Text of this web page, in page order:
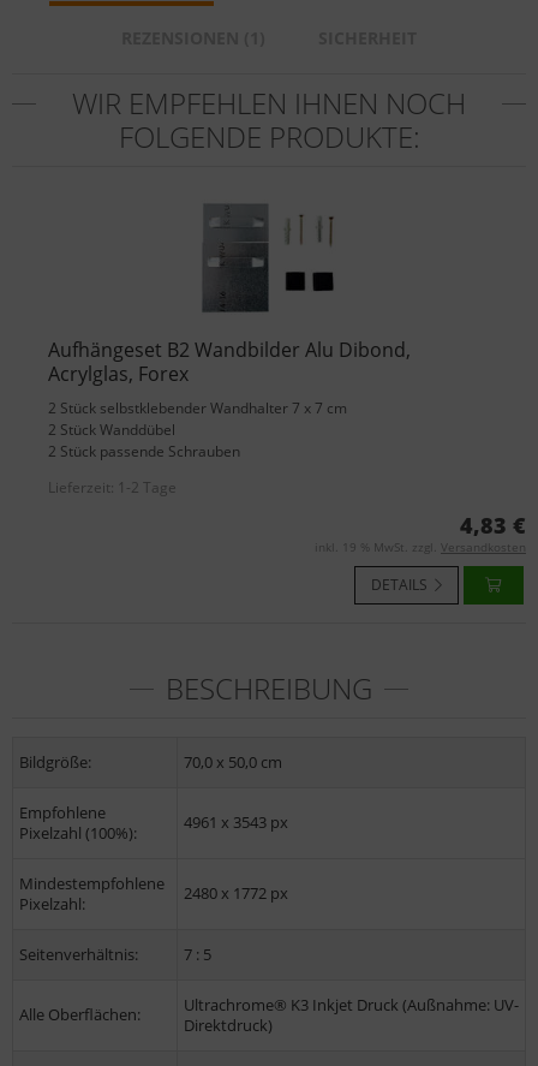
WIR EMPFEHLEN IHNEN NOCH
FOLGENDE PRODUKTE:
Aufhängeset B2 Wandbilder Alu Dibond,
Acrylglas, Forex
2 Stück selbstklebender Wandhalter 7 x 7 cm
2 Stück Wanddübel
2 Stück passende Schrauben
Lieferzeit: 1-2 Tage
4,83 €
inkl. 19 % MwSt. zzgl. Versandkosten
DETAILS
BESCHREIBUNG
Bildgröße: 70,0 x 50,0 cm
Empfohlene
Pixelzahl (100%):
4961 x 3543 px
Mindestempfohlene
Pixelzahl:
2480 x 1772 px
Seitenverhältnis: 7 : 5
Alle Oberflächen:
Ultrachrome® K3 Inkjet Druck (Außnahme: UV-
Direktdruck)